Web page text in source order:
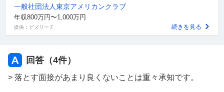
運転免許や自己PR欄が空欄なのは適当なのか、忘れて書
いてないのか、独自判断の気が強いのか不明ですが、どう
でも面接することになってしまいました。
多分面接で見ても私は不採用だなと感じると思っていま
一般社団法人東京アメリカンクラブ
年収800万円〜1,000万円
提供：ビズリーチ 続きを見る
回答（4件）
> 落とす面接があまり良くないことは重々承知です。